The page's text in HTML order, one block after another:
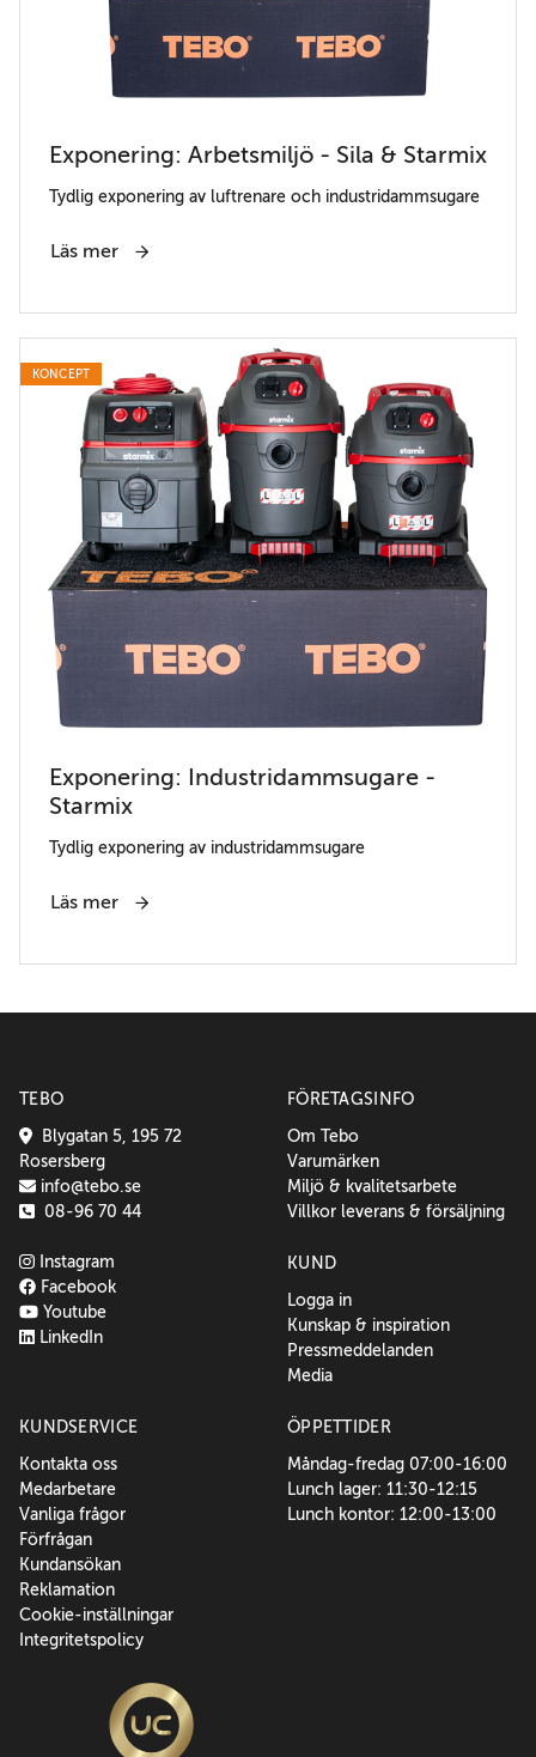
Exponering: Arbetsmiljö - Sila & Starmix
Tydlig exponering av luftrenare och industridammsugare
Läs mer
KONCEPT
Exponering: Industridammsugare -
Starmix
Tydlig exponering av industridammsugare
Läs mer
TEBO
Blygatan 5, 195 72
Rosersberg
info@tebo.se
08-96 70 44
Instagram
Facebook
Youtube
LinkedIn
FÖRETAGSINFO
Om Tebo
Varumärken
Miljö & kvalitetsarbete
Villkor leverans & försäljning
KUND
Logga in
Kunskap & inspiration
Pressmeddelanden
Media
KUNDSERVICE
Kontakta oss
Medarbetare
Vanliga frågor
Förfrågan
Kundansökan
Reklamation
Cookie-inställningar
Integritetspolicy
ÖPPETTIDER
Måndag-fredag 07:00-16:00
Lunch lager: 11:30-12:15
Lunch kontor: 12:00-13:00